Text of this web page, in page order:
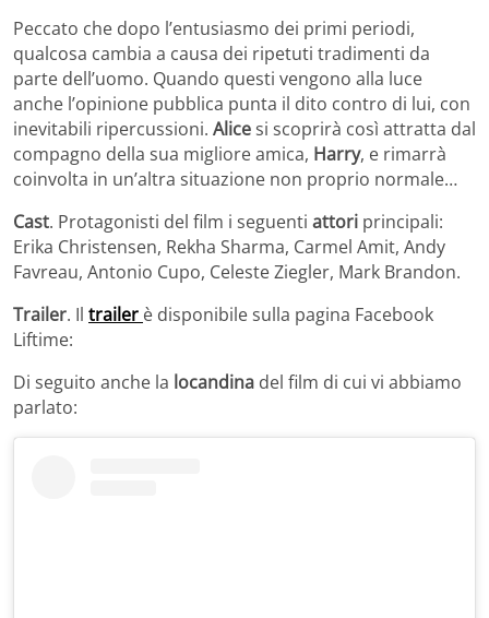
Peccato che dopo l’entusiasmo dei primi periodi,
qualcosa cambia a causa dei ripetuti tradimenti da
parte dell’uomo. Quando questi vengono alla luce
anche l’opinione pubblica punta il dito contro di lui, con
inevitabili ripercussioni. Alicesi scoprirà così attratta dal
compagno della sua migliore amica, Harry, e rimarrà
coinvolta in un’altra situazione non proprio normale…
Cast. Protagonisti del film i seguenti attori principali:
Erika Christensen, Rekha Sharma, Carmel Amit, Andy
Favreau, Antonio Cupo, Celeste Ziegler, Mark Brandon.
Trailer. Il trailer è disponibile sulla pagina Facebook
Liftime:
Di seguito anche la locandina del film di cui vi abbiamo
parlato: